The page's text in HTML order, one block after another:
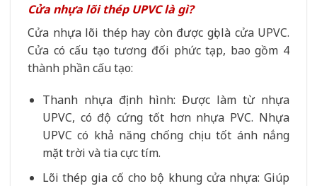
Cửa nhựa lõi thép UPVC là gì?
Cửa nhựa lõi thép hay còn được gọi là cửa UPVC.
Cửa có cấu tạo tương đối phức tạp, bao gồm 4
thành phần cấu tạo:
Thanh nhựa định hình: Được làm từ nhựa
UPVC, có độ cứng tốt hơn nhựa PVC. Nhựa
UPVC có khả năng chống chịu tốt ánh nắng
mặt trời và tia cực tím.
Lõi thép gia cố cho bộ khung cửa nhựa: Giúp